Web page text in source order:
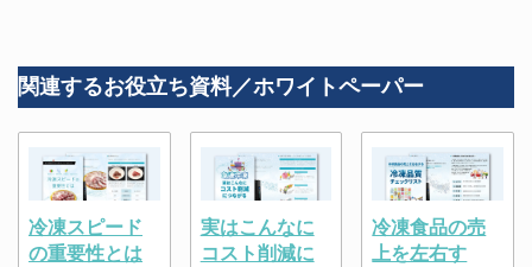
関連するお役立ち資料／ホワイトペーパー
冷凍スピード
の重要性とは
実はこんなに
コスト削減に
冷凍食品の売
上を左右す